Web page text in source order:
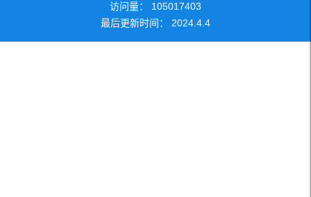
访问量： 105017403
最后更新时间： 2024 4 4